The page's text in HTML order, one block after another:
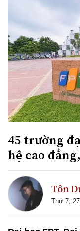
45 trường
hệ cao
Tôn
Thứ 7,